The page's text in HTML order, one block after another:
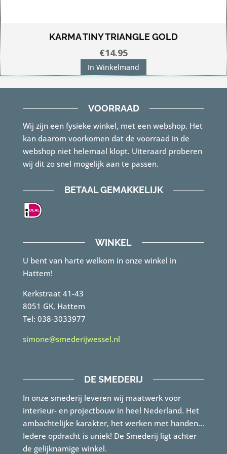
KARMA TINY TRIANGLE GOLD
€14.95
In Winkelmand
VOORRAAD
Wij zijn een fysieke winkel, met een webshop. Het
kan daarom voorkomen dat de voorraad in de
webshop niet helemaal klopt. Uiteraard proberen
wij dit zo snel mogelijk aan te passen.
BETAAL GEMAKKELIJK
WINKEL
U bent van harte welkom in onze winkel in
Hattem!
Kerkstraat 41-43
8051 GK, Hattem
Tel: 038-3033977
simone@smederijwessel.nl
DE SMEDERIJ
In onze smederij leveren wij maatwerk voor
interieur- en projectbouw in heel Nederland. Het
ambachtelijke karakter, het werken met handen…
Iedere opdracht is uniek! De Smederij ligt achter
de gelijknamige winkel.